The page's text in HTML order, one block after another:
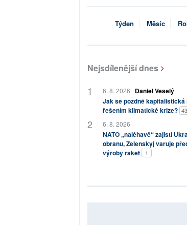
Týden Měsíc
Nejsdílenější dnes
6. 8. 2026
Daniel Veselý
Jak se pozdně
řešením klimatické krize? 43
6. 8. 2026
NATO „naléhavě“ zajistí
obranu, Zelenskyj varuje
výroby raket
1